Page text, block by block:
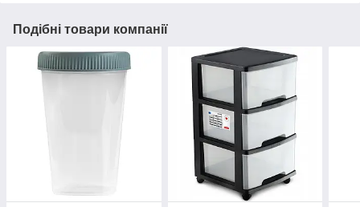
Подібні товари компанії